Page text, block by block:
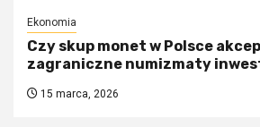
Ekonomia
Czy skup monet w Polsce
zagraniczne numizmaty
15 marca, 2026